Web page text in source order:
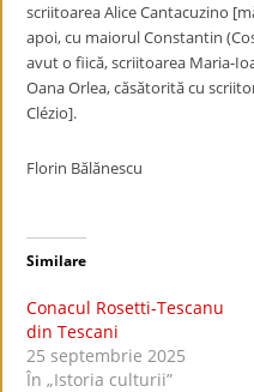
scriitoarea Alice Cantacuzino
apoi, cu maiorul Constantin
avut o fiică, scriitoarea Maria-
Oana Orlea, căsătorită cu
Clézio].
Florin Bălănescu
Similare
Conacul Rosetti-Tescanu
din Tescani
25 septembrie 2025
În „Istoria culturii”